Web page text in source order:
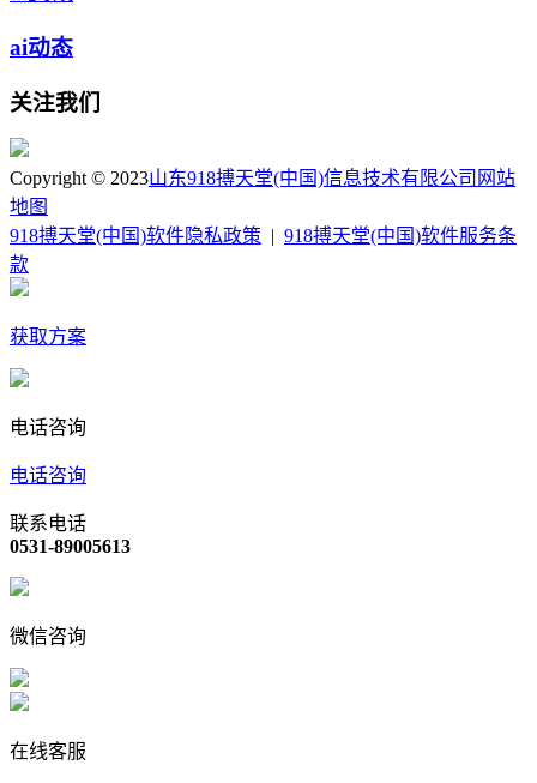
ai动态
关注我们
Copyright © 2023山东918搏天堂(中国)信息技术有限公司 网站
地图
918搏天堂(中国)软件隐私政策
918搏天堂(中国)软件服务条
款
获取方案
电话咨询
电话咨询
联系电话
0531-89005613
微信咨询
在线客服